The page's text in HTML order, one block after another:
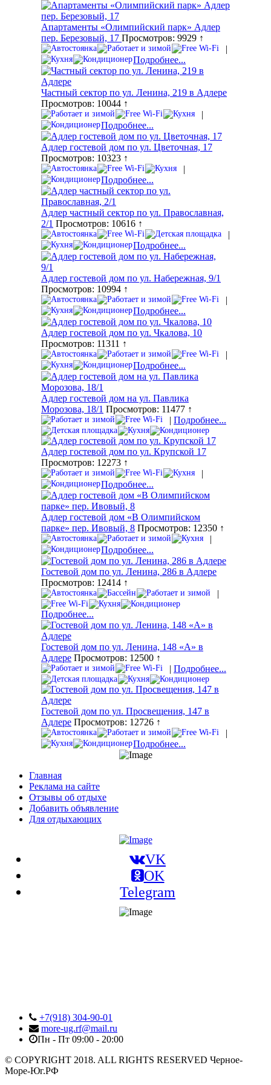
Апартаменты «Олимпийский парк» Адлер
пер. Березовый, 17 Просмотров: 9929 ↑
|
Подробнее...
Частный сектор по ул. Ленина, 219 в Адлере
Просмотров: 10044 ↑
|
Подробнее...
Адлер гостевой дом по ул. Цветочная, 17
Просмотров: 10323 ↑
|
Подробнее...
Адлер частный сектор по ул. Православная,
2/1 Просмотров: 10616 ↑
|
Подробнее...
Адлер гостевой дом по ул. Набережная, 9/1
Просмотров: 10994 ↑
|
Подробнее...
Адлер гостевой дом по ул. Чкалова, 10
Просмотров: 11311 ↑
|
Подробнее...
Адлер гостевой дом на ул. Павлика
Морозова, 18/1 Просмотров: 11477 ↑
| Подробнее...
Адлер гостевой дом по ул. Крупской 17
Просмотров: 12273 ↑
|
Подробнее...
Адлер гостевой дом «В Олимпийском
парке» пер. Ивовый, 8 Просмотров: 12350 ↑
|
Подробнее...
Гостевой дом по ул. Ленина, 286 в Адлере
Просмотров: 12414 ↑
|
Подробнее...
Гостевой дом по ул. Ленина, 148 «А» в
Адлере Просмотров: 12500 ↑
| Подробнее...
Гостевой дом по ул. Просвещения, 147 в
Адлере Просмотров: 12726 ↑
|
Подробнее...
Главная
Реклама на сайте
Отзывы об отдыхе
Добавить объявление
Для отдыхающих
VK
OK
Telegram
+7(918) 304-90-01
more-ug.rf@mail.ru
Пн - Пт 09:00 - 20:00
© COPYRIGHT 2018. ALL RIGHTS RESERVED Черное-
Море-Юг.РФ